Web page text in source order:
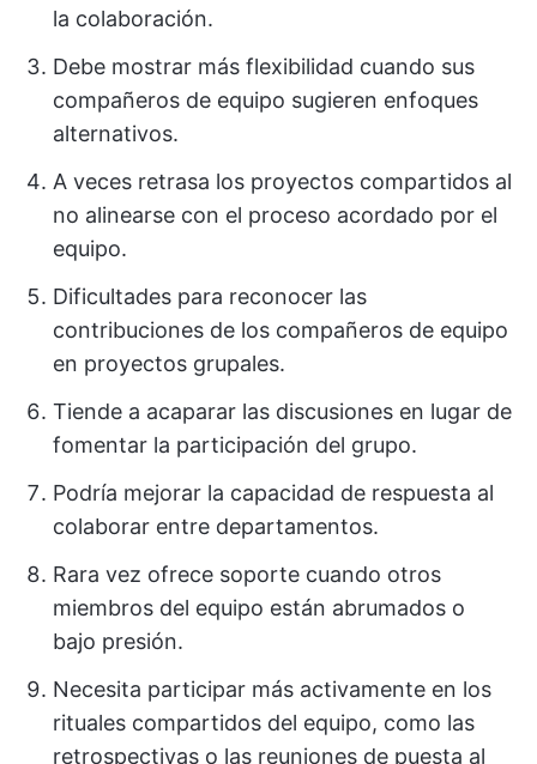
la colaboración.
Debe mostrar más flexibilidad cuando sus
compañeros de equipo sugieren enfoques
alternativos.
A veces retrasa los proyectos compartidos al
no alinearse con el proceso acordado por el
equipo.
Dificultades para reconocer las
contribuciones de los compañeros de equipo
en proyectos grupales.
Tiende a acaparar las discusiones en lugar de
fomentar la participación del grupo.
Podría mejorar la capacidad de respuesta al
colaborar entre departamentos.
Rara vez ofrece soporte cuando otros
miembros del equipo están abrumados o
bajo presión.
Necesita participar más activamente en los
rituales compartidos del equipo, como las
retrospectivas o las reuniones de puesta al